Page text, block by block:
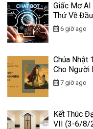
Giấc Mơ
Thử Về
6 giờ ago
Chúa Nhật
Cho Người
7 giờ ago
Kết Thúc
VII (3-6/8/